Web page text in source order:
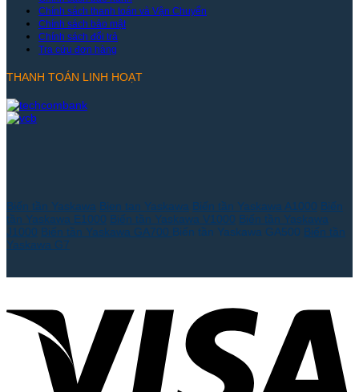
Chính sách thanh toán và Vận Chuyển
Chính sách bảo mật
Chính sách đổi trả
Tra cứu đơn hàng
THANH TOÁN LINH HOẠT
Biến tần Yaskawa Bien tan Yaskawa Biến tần Yaskawa A1000 Biến
tần Yaskawa E1000 Biến tần Yaskawa V1000 Biến tần Yaskawa
J1000 Biến tần Yaskawa GA700 Biến tần Yaskawa GA500 Biến tần
Yaskawa G7